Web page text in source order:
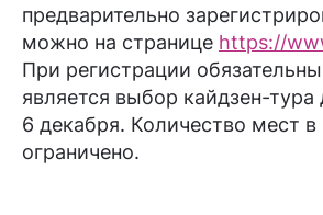
предварительно
можно на странице https://
При регистрации
является выбор кайдзен-
6 декабря. Количество мест в
ограничено.